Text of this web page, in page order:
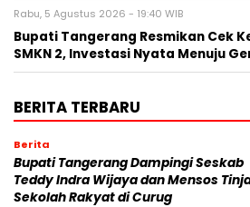
Rabu, 5 Agustus 2026 - 19:40 WIB
‎Bupati Tangerang Resmikan Cek
SMKN 2, Investasi Nyata Menuju
BERITA TERBARU
Berita
Bupati Tangerang Dampingi Seskab
Teddy Indra Wijaya dan Mensos
Sekolah Rakyat di Curug